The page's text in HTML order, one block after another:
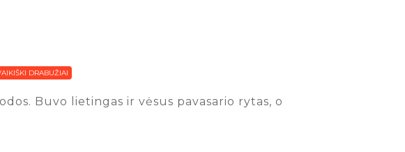
DRABUŽIAI
Buvo lietingas ir vėsus pavasario rytas, o